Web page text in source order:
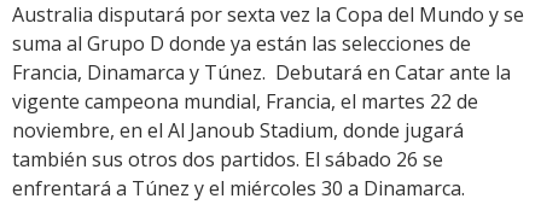
Australia disputará por sexta vez la Copa del Mundo y se
suma al Grupo D donde ya están las selecciones de
Francia, Dinamarca y Túnez. Debutará en Catar ante la
vigente campeona mundial, Francia, el martes 22 de
noviembre, en el Al Janoub Stadium, donde jugará
también sus otros dos partidos. El sábado 26 se
enfrentará a Túnez y el miércoles 30 a Dinamarca.